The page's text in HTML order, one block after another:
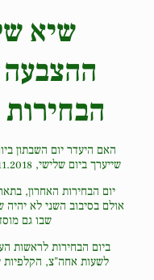
שיא
ההצבעה
האם היעדר יום השבתון
שייערך ביום שלישי, 13.11.2018, ירשום שיא שלילי באחוזי ההצבעה?
שבו גם
ביום הבחירות לראשות
לשעות אחה"צ, הקלפיות יפעלו